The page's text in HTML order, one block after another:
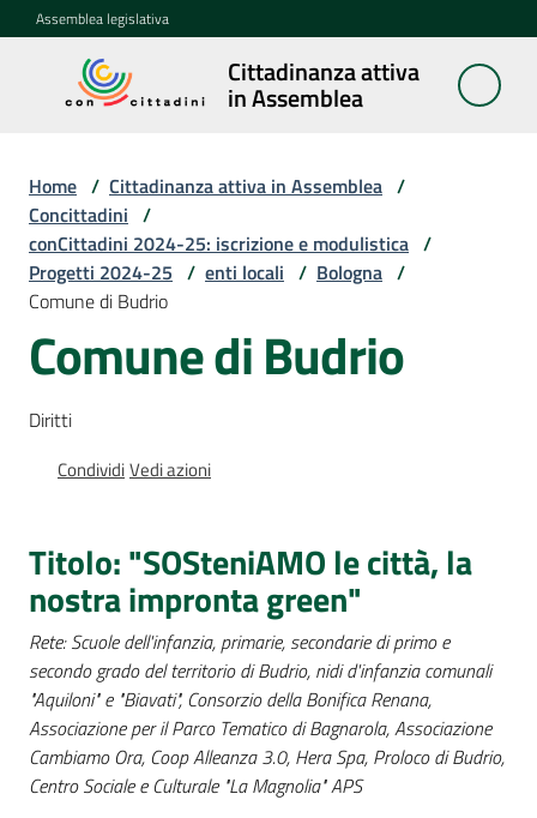
Vai al contenuto
Vai alla navigazione
Vai al footer
Assemblea legislativa
Cittadinanza attiva
in Assemblea
Cittadinanza
attiva in
Concittadini
Menu selezionato
Porte
aperte
in
Mostre
Percorsi
sulla
memoria
Seguici
su
Home / Cittadinanza attiva in Assemblea /
Concittadini /
conCittadini 2024-25: iscrizione e modulistica /
Progetti 2024-25 / enti locali / Bologna /
Comune di Budrio
Comune di Budrio
Diritti
CondividiVedi azioni
Titolo: "SOSteniAMO le città, la
nostra impronta green"
Rete: Scuole dell'infanzia, primarie, secondarie di primo e
secondo grado del territorio di Budrio, nidi d'infanzia comunali
"Aquiloni" e "Biavati", Consorzio della Bonifica Renana,
Associazione per il Parco Tematico di Bagnarola, Associazione
Cambiamo Ora, Coop Alleanza 3.0, Hera Spa, Proloco di Budrio,
Centro Sociale e Culturale "La Magnolia" APS